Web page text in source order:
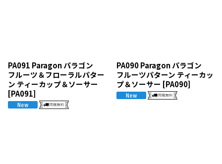
PA091 Paragon パラゴン
フルーツ＆フローラルパター
ン ティーカップ＆ソーサー
[PA091]
PA090 Paragon パラゴン
フルーツパターン ティーカッ
プ＆ソーサー [PA090]